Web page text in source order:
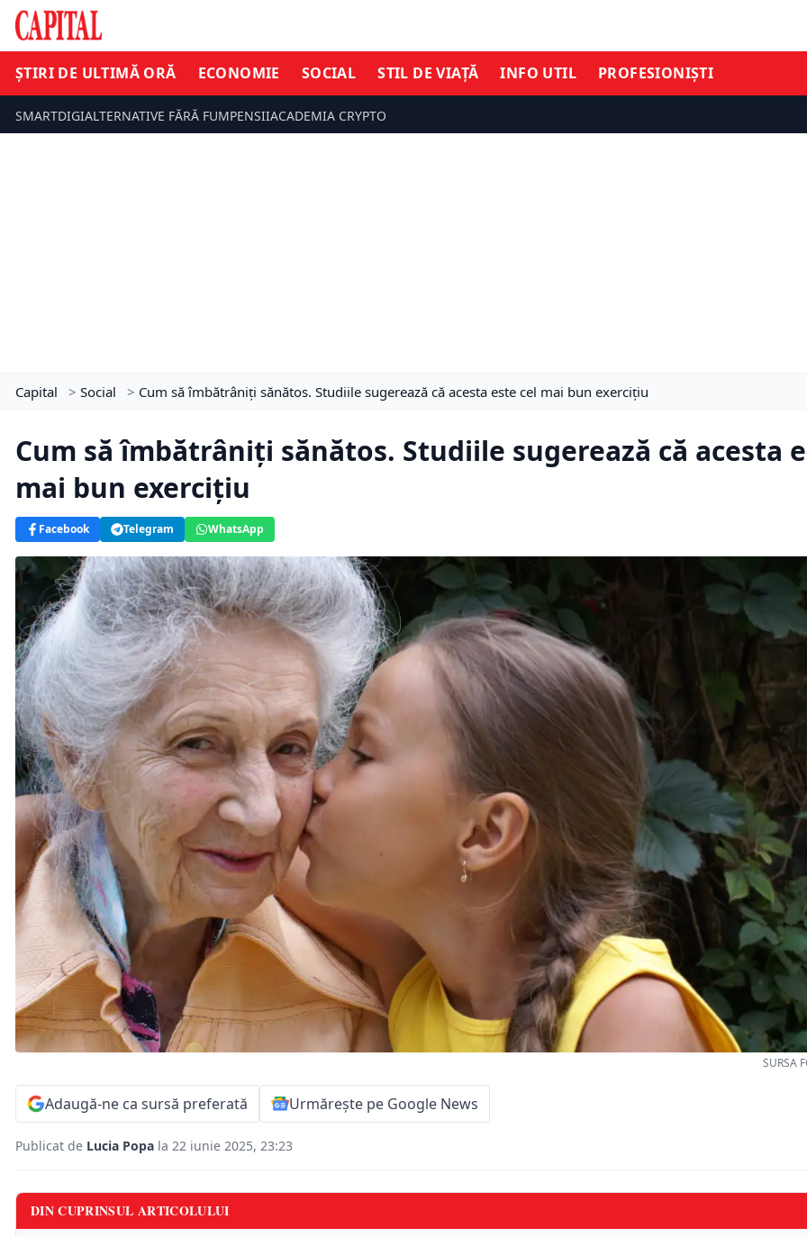
ȘTIRI DE ULTIMĂ ORĂ ECONOMIE SOCIAL STIL DE VIAȚĂ INFO UTIL PROFESIONIȘTI
SMARTDIGIALTERNATIVE FĂRĂ FUMPENSIIACADEMIA CRYPTO
Capital > Social > Cum să îmbătrâniți sănătos. Studiile sugerează că acesta este cel mai bun exercițiu
Cum să îmbătrâniți sănătos. Studiile sugerează că acesta
mai bun exercițiu
Facebook Telegram WhatsApp
SURSA
Adaugă-ne ca sursă preferată Urmărește pe Google News
Publicat de Lucia Popa la 22 iunie 2025, 23:23
DIN CUPRINSUL ARTICOLULUI